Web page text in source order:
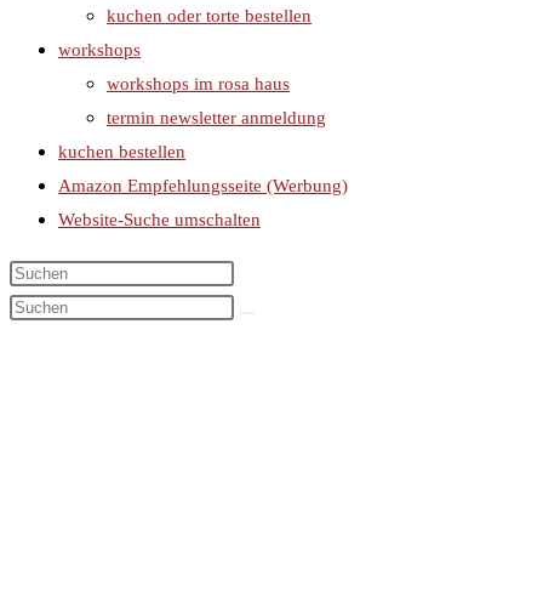
kuchen oder torte bestellen
workshops
workshops im rosa haus
termin newsletter anmeldung
kuchen bestellen
Amazon Empfehlungsseite (Werbung)
Website-Suche umschalten